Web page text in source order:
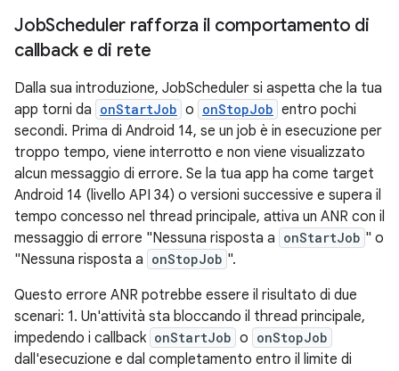
JobScheduler rafforza il comportamento di
callback e di rete
Dalla sua introduzione, JobScheduler si aspetta che la tua
app torni da onStartJob o onStopJob entro pochi
secondi. Prima di Android 14, se un job è in esecuzione per
troppo tempo, viene interrotto e non viene visualizzato
alcun messaggio di errore. Se la tua app ha come target
Android 14 (livello API 34) o versioni successive e supera il
tempo concesso nel thread principale, attiva un ANR con il
messaggio di errore "Nessuna risposta a onStartJob " o
"Nessuna risposta a onStopJob ".
Questo errore ANR potrebbe essere il risultato di due
scenari: 1. Un'attività sta bloccando il thread principale,
impedendo i callback onStartJob o onStopJob
dall'esecuzione e dal completamento entro il limite di